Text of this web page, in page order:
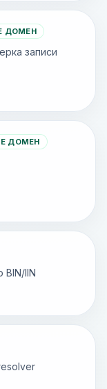
ДОМЕН
записи
ДОМЕН
BIN/IIN